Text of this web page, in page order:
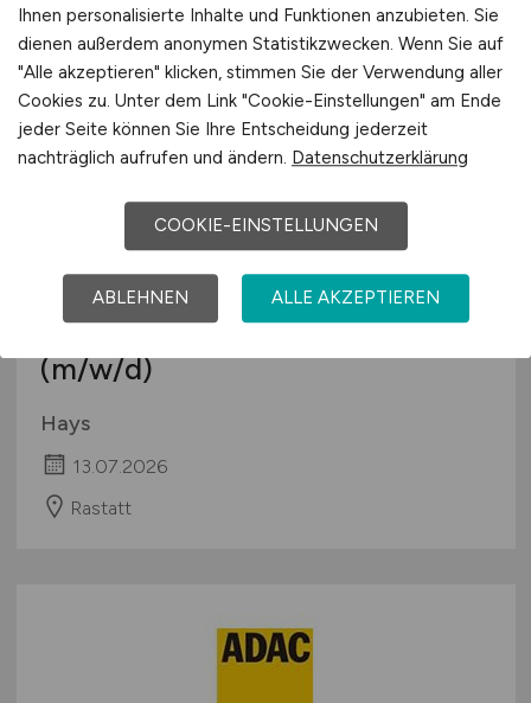
Wörth am Rhein
Mitarbeiter telefonischer
Apothekendirektvertrieb
(m/w/d)
Hays
13.07.2026
Rastatt
Ihnen personalisierte Inhalte und Funktionen anzubieten. Sie
dienen außerdem anonymen Statistikzwecken. Wenn Sie auf
"Alle akzeptieren" klicken, stimmen Sie der Verwendung aller
Cookies zu. Unter dem Link "Cookie-Einstellungen" am Ende
jeder Seite können Sie Ihre Entscheidung jederzeit
nachträglich aufrufen und ändern. Datenschutzerklärung
COOKIE-EINSTELLUNGEN
ABLEHNEN ALLE AKZEPTIEREN